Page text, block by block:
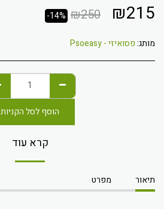
₪215
₪250
-14%
מותג:פסואיזי - Psoeasy
הוסף לסל הקניות
קרא עוד
תיאור מפרט